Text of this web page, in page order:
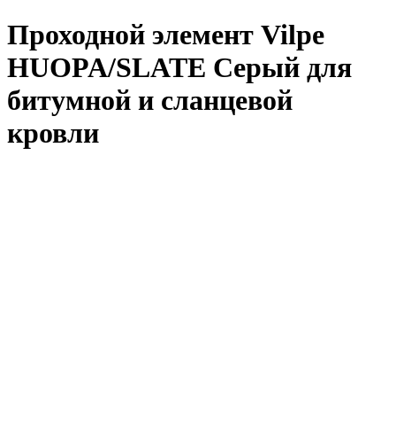
Проходной элемент Vilpe
HUOPA/SLATE Серый для
битумной и сланцевой
кровли